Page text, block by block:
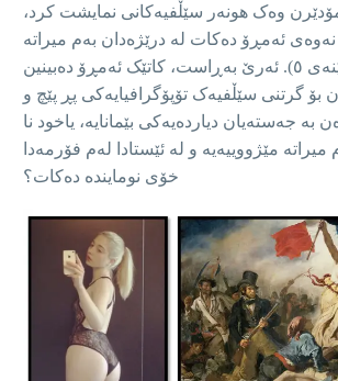
وەک هونەر سێڵفیەکانی نمایشت کرد،
نەوەی ئەمڕۆ دەکات لە درێژەدان بەم میراتە
(بڕوانە وێنەی ٥). ئەرێ بەڕاست، کاتێک ئەمڕۆ دەبینین
بۆ گرتنی سێڵفیەک تۆپۆگرافیایەکی پڕ پێچ و
بە جەستەیان دیاردەیەکی بێمانایە، یاخود نا
مێژووییەیە و لە ئێستادا لەم فۆرمەدا
خۆی نومایندە دەکات؟